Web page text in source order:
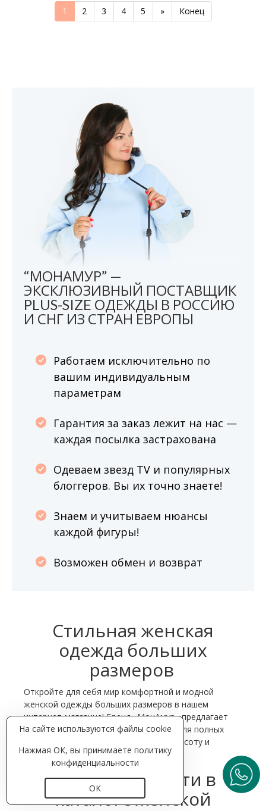
1 2 3 4 5 » Конец
“МОНАМУР” —
ЭКСКЛЮЗИВНЫЙ ПОСТАВЩИК
PLUS-SIZE ОДЕЖДЫ В РОССИЮ
И СНГ ИЗ СТРАН ЕВРОПЫ
Работаем исключительно по
вашим индивидуальным
параметрам
Гарантия за заказ лежит на нас —
каждая посылка застрахована
Одеваем звезд TV и популярных
блоггеров. Вы их точно знаете!
Знаем и учитываем нюансы
каждой фигуры!
Возможен обмен и возврат
Стильная женская
одежда больших
размеров
Откройте для себя мир комфортной и модной
женской одежды больших размеров в нашем
интернет-магазине! Бренд «МонАмур» предлагает
разнообразные предметы гардероба для полных
женщин, которые подчеркнут вашу красоту и
индивидуальность.
Что можно найти в
каталоге женской
На сайте используются файлы cookie
Нажмая ОК, вы принимаете политику
конфиденциальности
ОК